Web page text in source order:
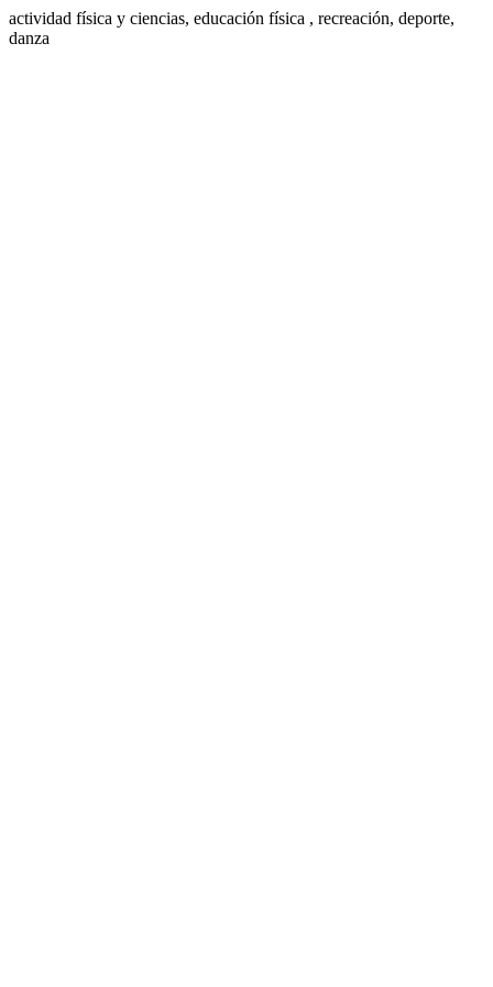
actividad física y ciencias, educación física , recreación, deporte,
danza